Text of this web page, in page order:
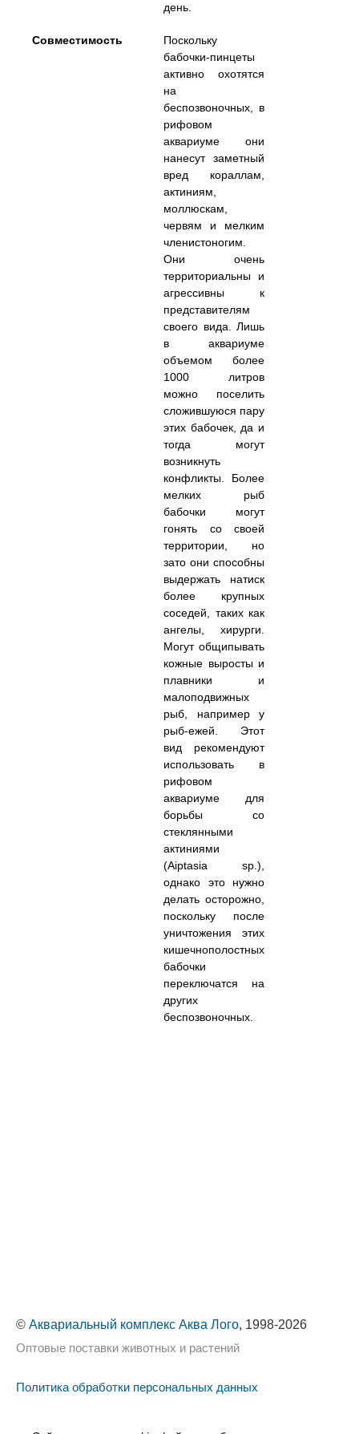
день.
Совместимость
Поскольку
бабочки-пинцеты
активно охотятся
на
беспозвоночных, в
рифовом
аквариуме они
нанесут заметный
вред кораллам,
актиниям,
моллюскам,
червям и мелким
членистоногим.
Они очень
территориальны и
агрессивны к
представителям
своего вида. Лишь
в аквариуме
объемом более
1000 литров
можно поселить
сложившуюся пару
этих бабочек, да и
тогда могут
возникнуть
конфликты. Более
мелких рыб
бабочки могут
гонять со своей
территории, но
зато они способны
выдержать натиск
более крупных
соседей, таких как
ангелы, хирурги.
Могут общипывать
кожные выросты и
плавники и
малоподвижных
рыб, например у
рыб-ежей. Этот
вид рекомендуют
использовать в
рифовом
аквариуме для
борьбы со
стеклянными
актиниями
(Aiptasia sp. ),
однако это нужно
делать осторожно,
поскольку после
уничтожения этих
кишечнополостных
бабочки
переключатся на
других
беспозвоночных.
© Аквариальный комплекс Аква Лого, 1998-2026
Оптовые поставки животных и растений
Политика обработки персональных данных